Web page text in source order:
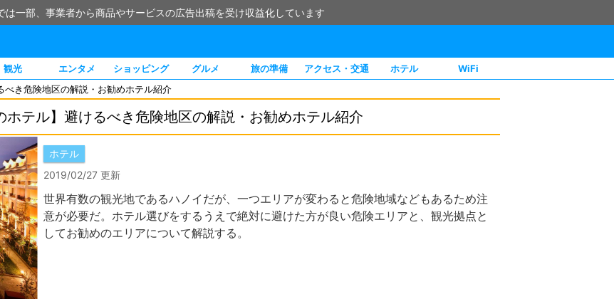
は一部、事業者から商品やサービスの広告出稿を受け収益化しています
観光 エンタメ ショッピング グルメ 旅の準備 アクセス・交通 ホテル
WiFi
べき危険地区の解説・お勧めホテル紹介
ホテル】避けるべき危険地区の解説・お勧めホテル紹介
ホテル
2019/02/27 更新
世界有数の観光地であるハノイだが、一つエリアが変わると危険地域などもあるため注
意が必要だ。ホテル選びをするうえで絶対に避けた方が良い危険エリアと、観光拠点と
してお勧めのエリアについて解説する。